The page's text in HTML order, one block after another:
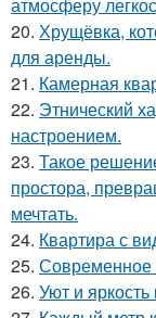
20. Хрущёвка,
для аренды.
21. Камерная
22. Этнический
настроением.
23. Такое
простора,
мечтать.
24. Квартира с
25. Современное
26. Уют и